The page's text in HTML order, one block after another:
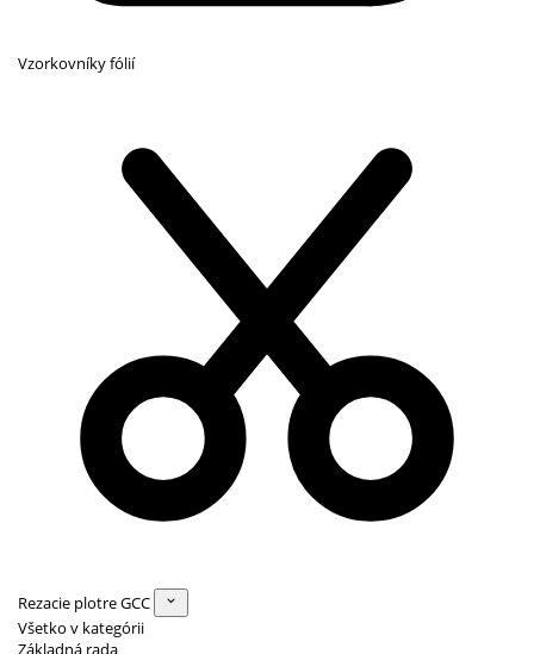
Vzorkovníky fólií
Rezacie plotre GCC
Všetko v kategórii